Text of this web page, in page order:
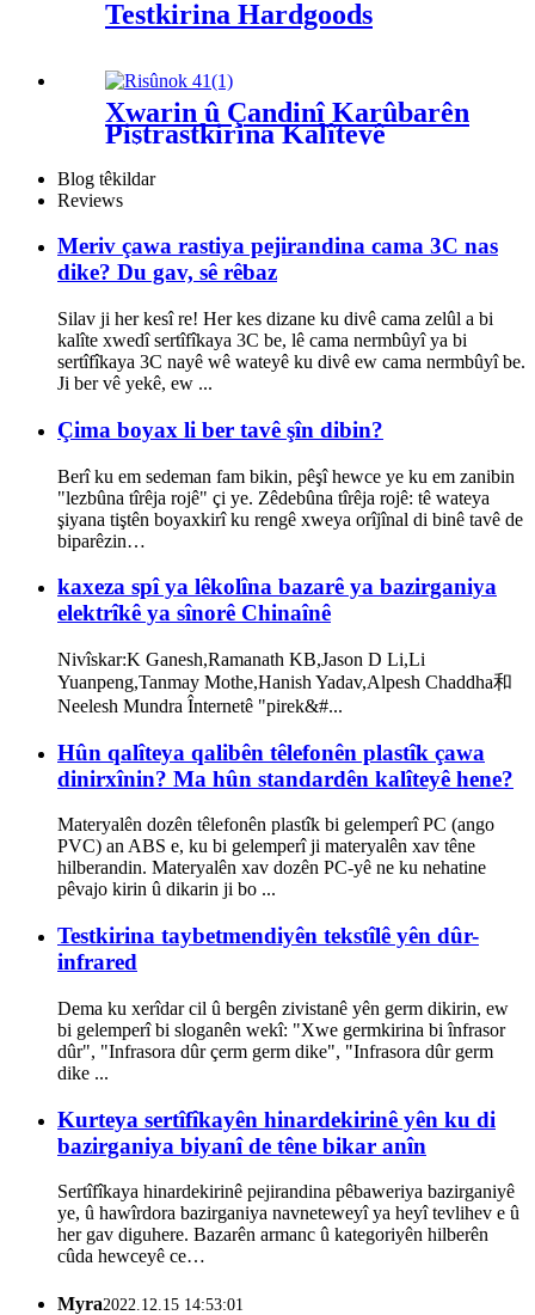
Testkirina Hardgoods
Xwarin û Çandinî Karûbarên
Piştrastkirina Kalîteyê
Blog têkildar
Reviews
Meriv çawa rastiya pejirandina cama 3C nas
dike? Du gav, sê rêbaz
Silav ji her kesî re! Her kes dizane ku divê cama zelûl a bi
kalîte xwedî sertîfîkaya 3C be, lê cama nermbûyî ya bi
sertîfîkaya 3C nayê wê wateyê ku divê ew cama nermbûyî be.
Ji ber vê yekê, ew ...
Çima boyax li ber tavê şîn dibin?
Berî ku em sedeman fam bikin, pêşî hewce ye ku em zanibin
"lezbûna tîrêja rojê" çi ye. Zêdebûna tîrêja rojê: tê wateya
şiyana tiştên boyaxkirî ku rengê xweya orîjînal di binê tavê de
biparêzin…
kaxeza spî ya lêkolîna bazarê ya bazirganiya
elektrîkê ya sînorê Chinaînê
Nivîskar:K Ganesh,Ramanath KB,Jason D Li,Li
Yuanpeng,Tanmay Mothe,Hanish Yadav,Alpesh Chaddha和
Neelesh Mundra Înternetê "pirek&#...
Hûn qalîteya qalibên têlefonên plastîk çawa
dinirxînin? Ma hûn standardên kalîteyê hene?
Materyalên dozên têlefonên plastîk bi gelemperî PC (ango
PVC) an ABS e, ku bi gelemperî ji materyalên xav têne
hilberandin. Materyalên xav dozên PC-yê ne ku nehatine
pêvajo kirin û dikarin ji bo ...
Testkirina taybetmendiyên tekstîlê yên dûr-
infrared
Dema ku xerîdar cil û bergên zivistanê yên germ dikirin, ew
bi gelemperî bi sloganên wekî: "Xwe germkirina bi înfrasor
dûr", "Infrasora dûr çerm germ dike", "Infrasora dûr germ
dike ...
Kurteya sertîfîkayên hinardekirinê yên ku di
bazirganiya biyanî de têne bikar anîn
Sertîfîkaya hinardekirinê pejirandina pêbaweriya bazirganiyê
ye, û hawîrdora bazirganiya navneteweyî ya heyî tevlihev e û
her gav diguhere. Bazarên armanc û kategoriyên hilberên
cûda hewceyê ce…
Myra2022.12.15 14:53:01